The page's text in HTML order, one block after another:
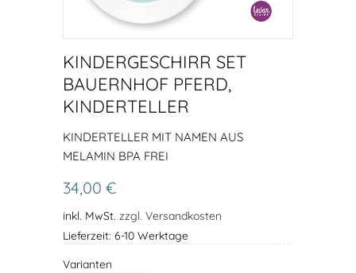
KINDERGESCHIRR SET
BAUERNHOF PFERD,
KINDERTELLER
KINDERTELLER MIT NAMEN AUS
MELAMIN BPA FREI
34,00 €
inkl. MwSt. zzgl. Versandkosten
Lieferzeit: 6-10 Werktage
Varianten